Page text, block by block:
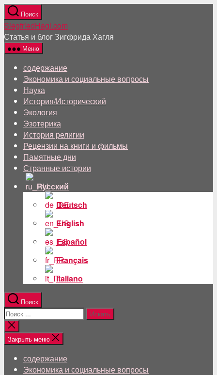
Перейти
к
содержанию
Поиск
SiegfriedHagl.com
Статья и блог Зигфрида Хагля
Меню
содержание
Экономика и социальные вопросы
Наука
История/Исторический
Экология
Эзотерика
История религии
Рецензии на книги и фильмы
Памятные дни
Странные истории
Русский
Deutsch
English
Español
Français
Italiano
Поиск
Поиск:
Близкий
поиск
Закрыть меню
содержание
Экономика и социальные вопросы